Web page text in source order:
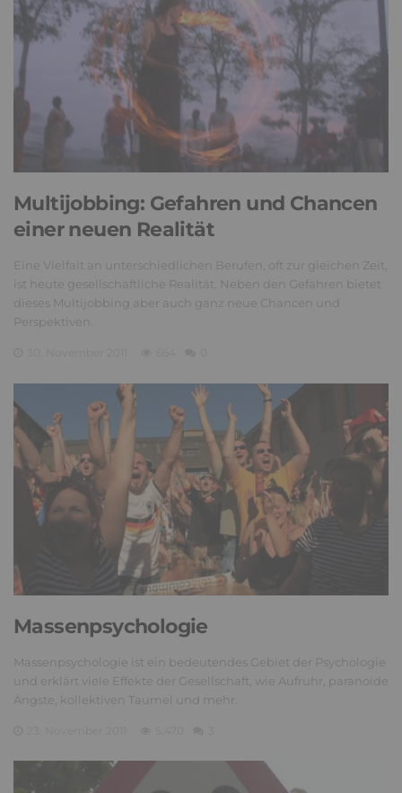
Multijobbing: Gefahren und Chancen
einer neuen Realität
Eine Vielfalt an unterschiedlichen Berufen, oft zur gleichen Zeit,
ist heute gesellschaftliche Realität. Neben den Gefahren bietet
dieses Multijobbing aber auch ganz neue Chancen und
Perspektiven.
Massenpsychologie
Massenpsychologie ist ein bedeutendes Gebiet der Psychologie
und erklärt viele Effekte der Gesellschaft, wie Aufruhr, paranoide
Ängste, kollektiven Taumel und mehr.